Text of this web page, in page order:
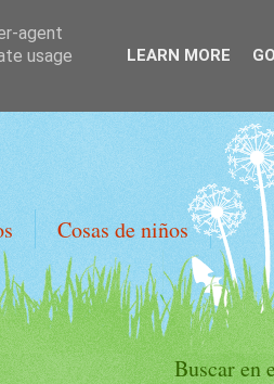
Cosas de niños
Buscar en
agent
usage
LEARN MORE